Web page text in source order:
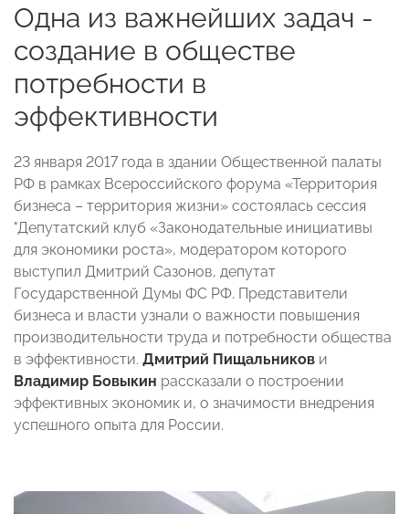
Одна из важнейших задач -
создание в обществе
потребности в
эффективности
23 января 2017 года в здании Общественной палаты
РФ в рамках Всероссийского форума «Территория
бизнеса – территория жизни» состоялась сессия
"Депутатский клуб «Законодательные инициативы
для экономики роста», модератором которого
выступил Дмитрий Сазонов, депутат
Государственной Думы ФС РФ. Представители
бизнеса и власти узнали о важности повышения
производительности труда и потребности общества
в эффективности. Дмитрий Пищальников и
Владимир Бовыкин рассказали о построении
эффективных экономик и, о значимости внедрения
успешного опыта для России.